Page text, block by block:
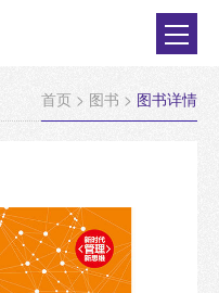
首页 > 图书 > 图书详情